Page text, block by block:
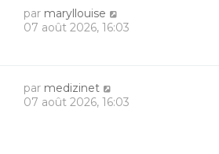
par maryllouise
07 août 2026, 16:03
par medizinet
07 août 2026, 16:03